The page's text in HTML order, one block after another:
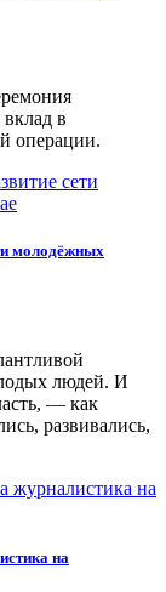
в
операции.
молодёжных
людей. И
— как
развивались,
на